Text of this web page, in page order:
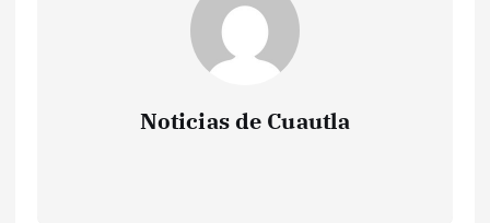
Noticias de Cuautla